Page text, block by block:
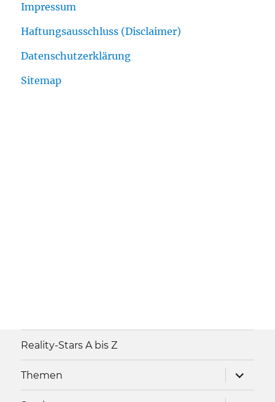
Impressum
Haftungsausschluss (Disclaimer)
Datenschutzerklärung
Sitemap
Reality-Stars A bis Z
Themen
anzeigen